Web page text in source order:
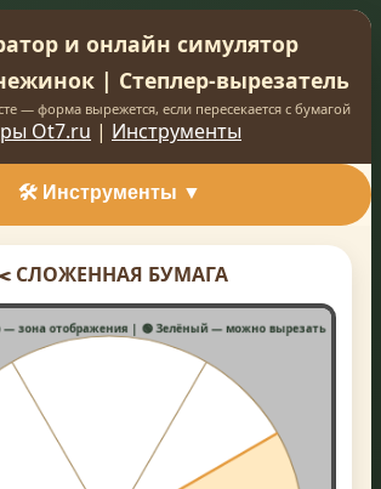
и онлайн симулятор
| Степлер-вырезатель
— форма вырежется, если пересекается с бумагой
Ot7.ru | Инструменты
🛠️ Инструменты ▼
СГИБОВ
месте — форма вырежется, если пересекается с
"СТЕПЛЕР"
СЛОЖЕННАЯ БУМАГА